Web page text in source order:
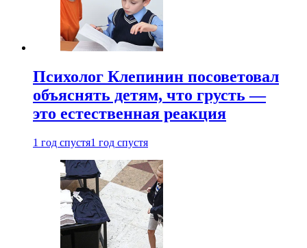
Психолог Клепинин посоветовал
объяснять детям, что грусть —
это естественная реакция
1 год спустя1 год спустя